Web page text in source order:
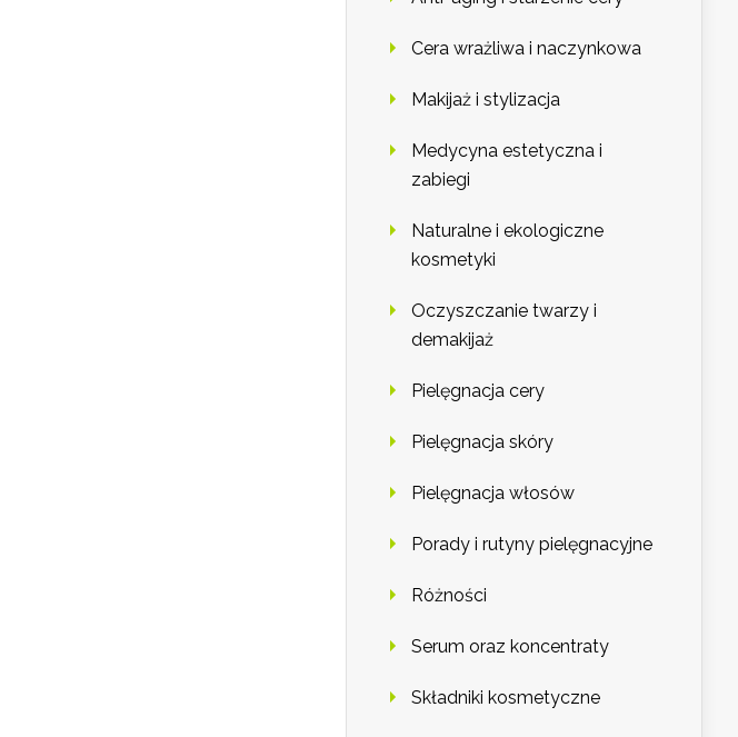
Cera wrażliwa i naczynkowa
Makijaż i stylizacja
Medycyna estetyczna i
zabiegi
Naturalne i ekologiczne
kosmetyki
Oczyszczanie twarzy i
demakijaż
Pielęgnacja cery
Pielęgnacja skóry
Pielęgnacja włosów
Porady i rutyny pielęgnacyjne
Różności
Serum oraz koncentraty
Składniki kosmetyczne